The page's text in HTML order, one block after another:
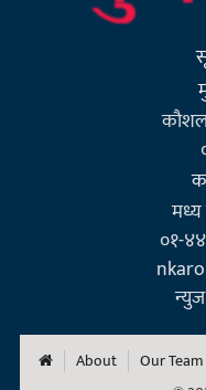
मध्य
०१-
About Our Team